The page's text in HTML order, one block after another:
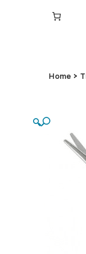
Home >
🔍